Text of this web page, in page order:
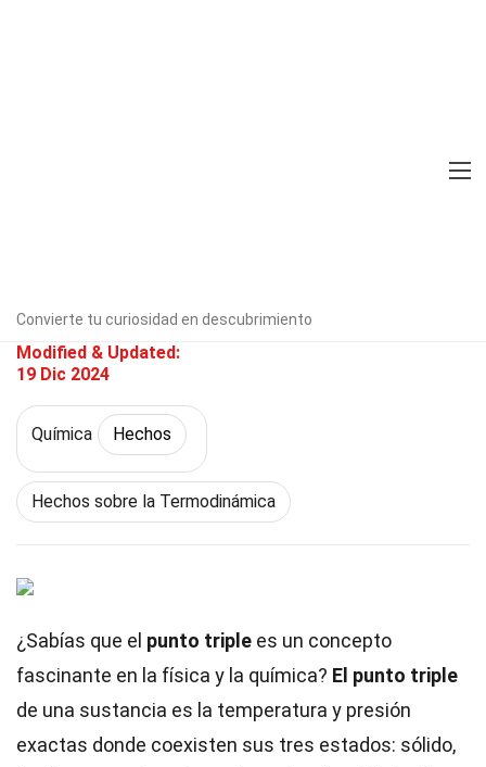
Convierte tu curiosidad en descubrimiento
Iverson
Modified & Updated:
19 Dic 2024
Química Hechos
Hechos sobre la Termodinámica
¿Sabías que el punto triple es un concepto
fascinante en la física y la química? El punto triple
de una sustancia es la temperatura y presión
exactas donde coexisten sus tres estados: sólido,